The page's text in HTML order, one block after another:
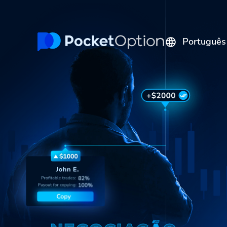
Português
Italiano
Polski
Indonesia
Tiếng Việt
Melayu
中文
Türkçe
Română
ελληνικά
Українська
Kiswahili
Հայերեն